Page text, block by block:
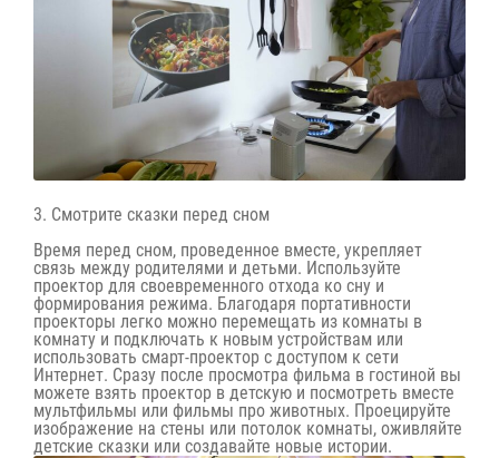
3. Смотрите сказки перед сном
Время перед сном, проведенное вместе, укрепляет
связь между родителями и детьми. Используйте
проектор для своевременного отхода ко сну и
формирования режима. Благодаря портативности
проекторы легко можно перемещать из комнаты в
комнату и подключать к новым устройствам или
использовать смарт-проектор с доступом к сети
Интернет. Сразу после просмотра фильма в гостиной вы
можете взять проектор в детскую и посмотреть вместе
мультфильмы или фильмы про животных. Проецируйте
изображение на стены или потолок комнаты, оживляйте
детские сказки или создавайте новые истории.